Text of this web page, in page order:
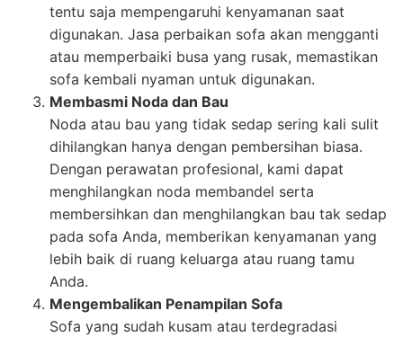
tentu saja mempengaruhi kenyamanan saat
digunakan. Jasa perbaikan sofa akan mengganti
atau memperbaiki busa yang rusak, memastikan
sofa kembali nyaman untuk digunakan.
Membasmi Noda dan Bau
Noda atau bau yang tidak sedap sering kali sulit
dihilangkan hanya dengan pembersihan biasa.
Dengan perawatan profesional, kami dapat
menghilangkan noda membandel serta
membersihkan dan menghilangkan bau tak sedap
pada sofa Anda, memberikan kenyamanan yang
lebih baik di ruang keluarga atau ruang tamu
Anda.
Mengembalikan Penampilan Sofa
Sofa yang sudah kusam atau terdegradasi